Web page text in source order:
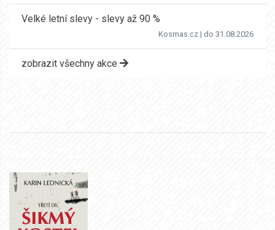
Velké letní slevy - slevy až 90 %
Kosmas.cz | do 31.08.2026
zobrazit všechny akce